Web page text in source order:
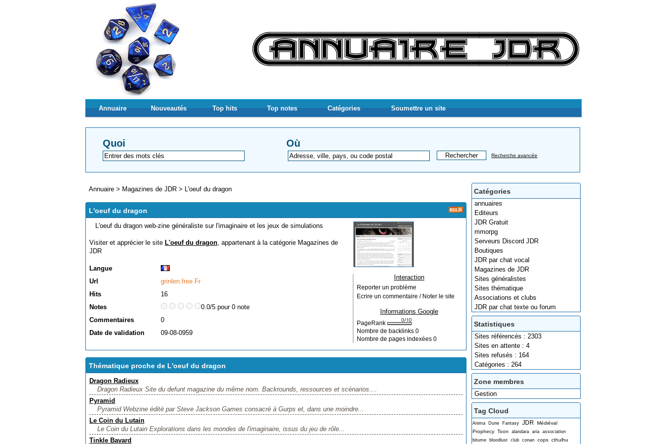
Annuaire Nouveautés Top hits Top notes Catégories Soumettre un site
Quoi Où
Recherche avancée
Catégories
annuaires
Editeurs
JDR Gratuit
mmorpg
Serveurs Discord JDR
Boutiques
JDR par chat vocal
Magazines de JDR
Sites généralistes
Sites thématique
Associations et clubs
JDR par chat texte ou forum
Statistiques
Sites référencés : 2303
Sites en attente : 4
Sites refusés : 164
Catégories : 264
Zone membres
Gestion
Tag Cloud
Anima Dune Fantasy JDR
Médiéval
Prophecy Toon alandara aria association
bitume
bloodlust club conan cops cthulhu
Annuaire > Magazines de JDR > L'oeuf du dragon
L'oeuf du dragon
L'oeuf du dragon web-zine généraliste sur l'imaginaire et les jeux de simulations
Visiter et apprécier le site L'oeuf du dragon, appartenant à la catégorie Magazines de
JDR
Langue
Url
grinlen.free.Fr
Hits
16
Notes
0.0/5 pour 0 note
Commentaires
0
Date de validation
09-08-0959
Interaction
Reporter un problème
Ecrire un commentaire / Noter le site
Informations Google
PageRank
Nombre de backlinks 0
Nombre de pages indexées 0
Thématique proche de L'oeuf du dragon
Dragon Radieux
Dragon Radieux Site du defunt magazine du même nom. Backrounds, ressources et scénarios....
Pyramid
Pyramid Webzine édité par Steve Jackson Games consacré à Gurps et, dans une moindre...
Le Coin du Lutain
Le Coin du Lutain Explorations dans les mondes de l'imaginaire, issus du jeu de rôle...
Tinkle Bavard